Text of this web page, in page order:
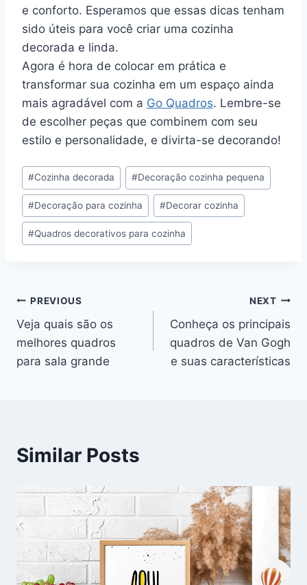
e conforto. Esperamos que essas dicas tenham
sido úteis para você criar uma cozinha
decorada e linda.
Agora é hora de colocar em prática e
transformar sua cozinha em um espaço ainda
mais agradável com a Go Quadros. Lembre-se
de escolher peças que combinem com seu
estilo e personalidade, e divirta-se decorando!
Post
Tags:
#Cozinha decorada #Decoração cozinha pequena
#Decoração para cozinha #Decorar cozinha
#Quadros decorativos para cozinha
Navegação
de
Post
PREVIOUS
Veja quais são os
melhores quadros
para sala grande
NEXT
Conheça os principais
quadros de Van Gogh
e suas características
Similar Posts